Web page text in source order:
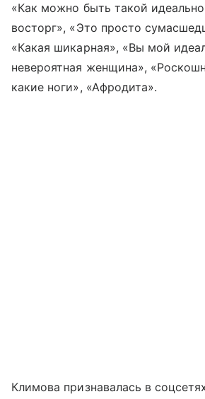
«Как можно быть такой
восторг», «Это просто
«Какая шикарная», «Вы мой
невероятная женщина»,
какие ноги», «Афродита».
Климова признавалась в